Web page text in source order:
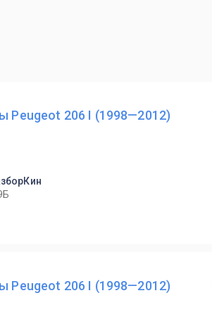
Peugeot 206 I (1998—2012)
Peugeot 206 I (1998—2012)